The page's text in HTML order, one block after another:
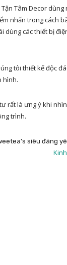
Tâm Decor
nhấn trong cách
dùng các thiết bị
tôi thiết kế độc
hình.
rất là ưng ý khi
trình.